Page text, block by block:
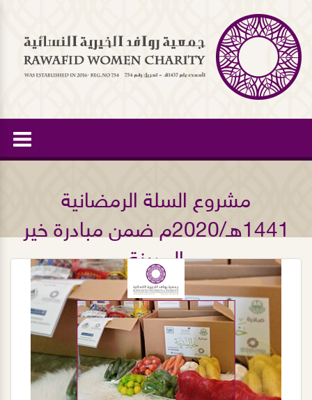
مشروع السلة الرمضانية
1441هـ/2020م ضمن مبادرة خير
المدينة